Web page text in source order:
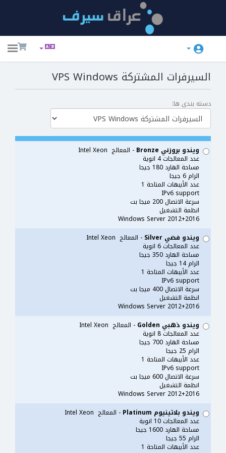
السيرفرات المشتركة VPS Windows
دسته بندی ها:
ويندو بروزني Bronze - المعالج Intel Xeon
عدد المعالجات 4 انوية
مساحة الهارد 180 جيجا
الرام 6 جيجا
عدد الأيبهات المتاحة 1
IPv6 support
سرعة الاتصال 200 ميجا بت
انظمة التشغيل
Windows Server 2012+2016
ويندو فضي Silver
- المعالج Intel Xeon
عدد المعالجات 6 انوية
مساحة الهارد 350 جيجا
الرام 14 جيجا
عدد الأيبهات المتاحة 1
IPv6 support
سرعة الاتصال 400 ميجا بت
انظمة التشغيل
Windows Server 2012+2016
ويندو ذهبي Golden
- المعالج Intel Xeon
عدد المعالجات 8 انوية
مساحة الهارد 700 جيجا
الرام 25 جيجا
عدد الأيبهات المتاحة 1
IPv6 support
سرعة الاتصال 600 ميجا بت
انظمة التشغيل
Windows Server 2012+2016
ويندو بلاتينيوم Platinum
- المعالج Intel Xeon
عدد المعالجات 10 انوية
مساحة الهارد 1600 جيجا
الرام 55 جيجا
عدد الأيبهات المتاحة 1